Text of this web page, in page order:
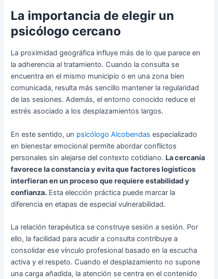
La importancia de elegir un
psicólogo cercano
La proximidad geográfica influye más de lo que parece en
la adherencia al tratamiento. Cuando la consulta se
encuentra en el mismo municipio o en una zona bien
comunicada, resulta más sencillo mantener la regularidad
de las sesiones. Además, el entorno conocido reduce el
estrés asociado a los desplazamientos largos.
En este sentido, un psicólogo Alcobendas especializado
en bienestar emocional permite abordar conflictos
personales sin alejarse del contexto cotidiano. La cercanía
favorece la constancia y evita que factores logísticos
interfieran en un proceso que requiere estabilidad y
confianza. Esta elección práctica puede marcar la
diferencia en etapas de especial vulnerabilidad.
La relación terapéutica se construye sesión a sesión. Por
ello, la facilidad para acudir a consulta contribuye a
consolidar ese vínculo profesional basado en la escucha
activa y el respeto. Cuando el desplazamiento no supone
una carga añadida, la atención se centra en el contenido